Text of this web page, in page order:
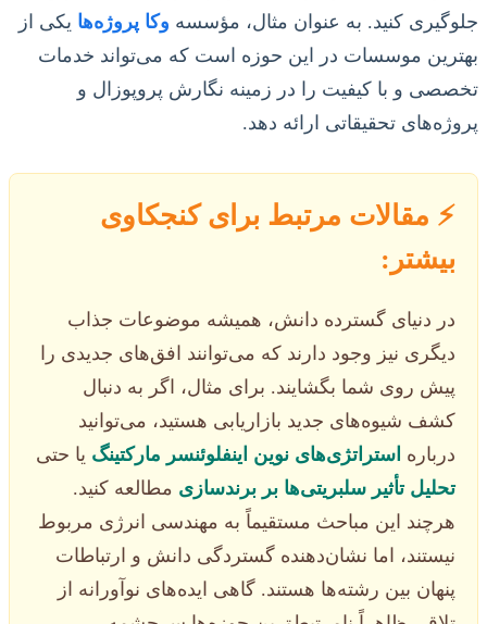
جلوگیری کنید. به عنوان مثال، مؤسسه وکا پروژه‌ها یکی از
بهترین موسسات در این حوزه است که می‌تواند خدمات
تخصصی و با کیفیت را در زمینه نگارش پروپوزال و
پروژه‌های تحقیقاتی ارائه دهد.
⚡️ مقالات مرتبط برای کنجکاوی
بیشتر:
در دنیای گسترده دانش، همیشه موضوعات جذاب
دیگری نیز وجود دارند که می‌توانند افق‌های جدیدی را
پیش روی شما بگشایند. برای مثال، اگر به دنبال
کشف شیوه‌های جدید بازاریابی هستید، می‌توانید
درباره استراتژی‌های نوین اینفلوئنسر مارکتینگ یا حتی
تحلیل تأثیر سلبریتی‌ها بر برندسازی مطالعه کنید.
هرچند این مباحث مستقیماً به مهندسی انرژی مربوط
نیستند، اما نشان‌دهنده گستردگی دانش و ارتباطات
پنهان بین رشته‌ها هستند. گاهی ایده‌های نوآورانه از